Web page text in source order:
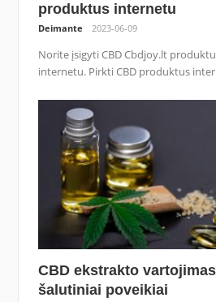
produktus internetu
Deimante 2023-06-09
Norite įsigyti CBD Cbdjoy.lt
internetu. Pirkti CBD produktus
CBD ekstrakto
šalutiniai poveikiai